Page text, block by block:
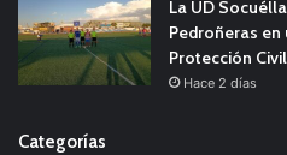
La UD
Pedroñeras
Protección Civil
Hace 2 días
Categorías